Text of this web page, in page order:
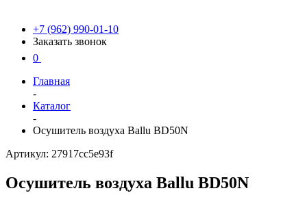
+7 (962) 990-01-10
Заказать звонок
0
Главная
-
Каталог
-
Осушитель воздуха Ballu BD50N
Артикул: 27917cc5e93f
Осушитель воздуха Ballu BD50N